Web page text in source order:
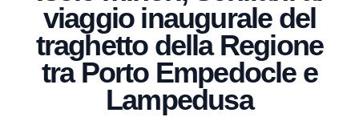
viaggio inaugurale del
traghetto della Regione
tra Porto Empedocle e
Lampedusa